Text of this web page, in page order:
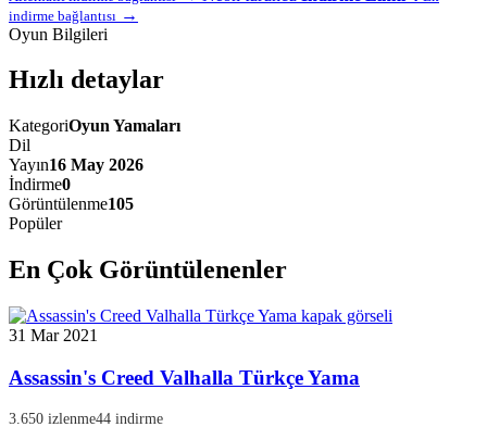
indirme bağlantısı →
Oyun Bilgileri
Hızlı detaylar
KategoriOyun Yamaları
Dil
Yayın16 May 2026
İndirme0
Görüntülenme105
Popüler
En Çok Görüntülenenler
31 Mar 2021
Assassin's Creed Valhalla Türkçe Yama
3.650 izlenme44 indirme